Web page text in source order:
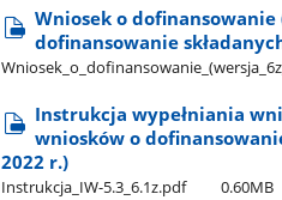
Wniosek o
dofinansowanie
Instrukcja wypełniania
wniosków o
2022 r.)
Instrukcja​_IW-5.3​_6.1z.pdf 0.60MB